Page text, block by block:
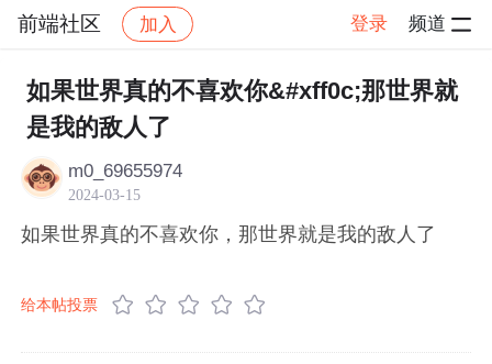
前端社区 加入 登录 频道
社区 前端社区 感慨 帖子详情
如果世界真的不喜欢你&#xff0c;那世界就
是我的敌人了
m0_69655974
2024-03-15
如果世界真的不喜欢你，那世界就是我的敌人了
给本帖投票